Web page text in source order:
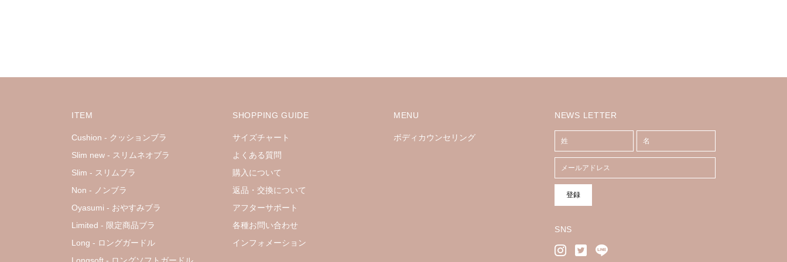
ITEM
Cushion - クッションブラ
Slim new - スリムネオブラ
Slim - スリムブラ
Non - ノンブラ
Oyasumi - おやすみブラ
Limited - 限定商品ブラ
Long - ロングガードル
SHOPPING GUIDE
サイズチャート
よくある質問
購入について
返品・交換について
アフターサポート
各種お問い合わせ
インフォメーション
MENU
ボディカウンセリング
NEWS LETTER
登録
SNS